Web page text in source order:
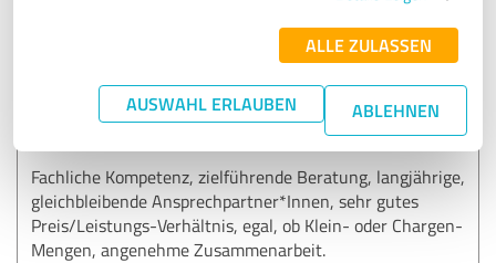
ALLE ZULASSEN
AUSWAHL ERLAUBEN ABLEHNEN
SEHR GUT Empfehlung
Fachliche Kompetenz, zielführende Beratung, langjährige,
gleichbleibende Ansprechpartner*Innen, sehr gutes
Preis/Leistungs-Verhältnis, egal, ob Klein- oder Chargen-
Mengen, angenehme Zusammenarbeit.